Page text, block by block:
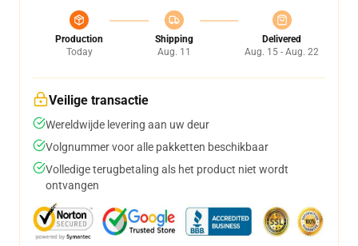
Production
Today
Shipping
Aug. 11
Delivered
Aug. 15 - Aug. 22
Veilige transactie
Wereldwijde levering aan uw deur
Volgnummer voor alle pakketten beschikbaar
Volledige terugbetaling als het product niet wordt
ontvangen